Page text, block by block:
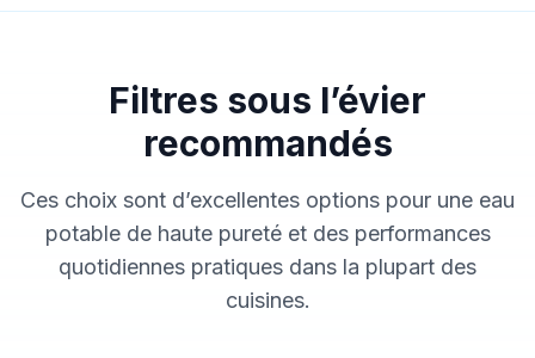
Filtres sous l’évier
recommandés
Ces choix sont d’excellentes options pour une eau
potable de haute pureté et des performances
quotidiennes pratiques dans la plupart des
cuisines.